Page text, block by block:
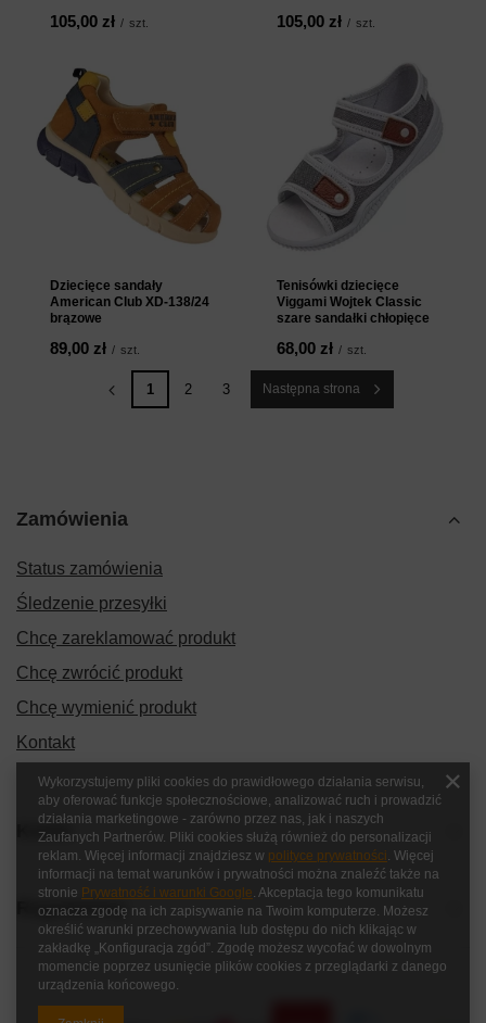
105,00 zł / szt. 105,00 zł / szt.
Dziecięce sandały
American Club XD-138/24
brązowe
89,00 zł / szt.
Tenisówki dziecięce
Viggami Wojtek Classic
szare sandałki chłopięce
68,00 zł / szt.
1 2 3 Następna strona
Zamówienia
Status zamówienia
Śledzenie przesyłki
Chcę zareklamować produkt
Chcę zwrócić produkt
Chcę wymienić produkt
Kontakt
Konto
Regulaminy
Wykorzystujemy pliki cookies do prawidłowego działania serwisu,
aby oferować funkcje społecznościowe, analizować ruch i prowadzić
działania marketingowe - zarówno przez nas, jak i naszych
Zaufanych Partnerów. Pliki cookies służą również do personalizacji
reklam. Więcej informacji znajdziesz w polityce prywatności. Więcej
informacji na temat warunków i prywatności można znaleźć także na
stronie Prywatność i warunki Google. Akceptacja tego komunikatu
oznacza zgodę na ich zapisywanie na Twoim komputerze. Możesz
określić warunki przechowywania lub dostępu do nich klikając w
zakładkę „Konfiguracja zgód”. Zgodę możesz wycofać w dowolnym
momencie poprzez usunięcie plików cookies z przeglądarki z danego
urządzenia końcowego.